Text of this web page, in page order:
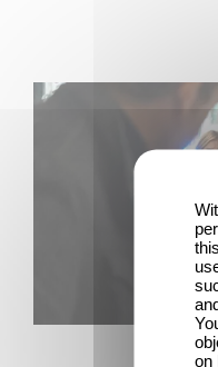
Une nouvelle comédie
Garcia en 2027 !
on